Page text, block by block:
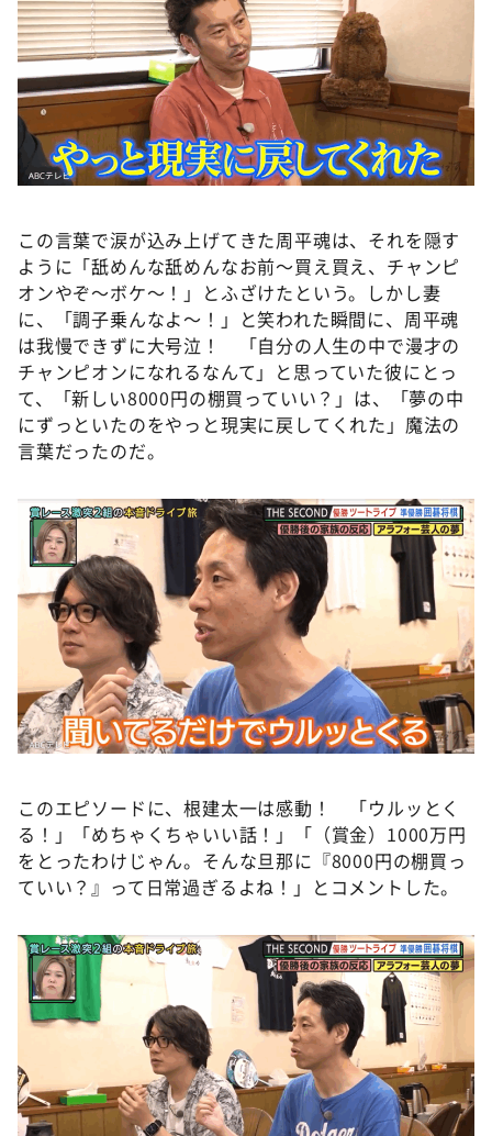
この言葉で涙が込み上げてきた周平魂は、それを隠す
ように「舐めんな舐めんなお前～買え買え、チャンピ
オンやぞ～ボケ～！」とふざけたという。しかし妻
に、「調子乗んなよ～！」と笑われた瞬間に、周平魂
は我慢できずに大号泣！ 「自分の人生の中で漫才の
チャンピオンになれるなんて」と思っていた彼にとっ
て、「新しい8000円の棚買っていい？」は、「夢の中
にずっといたのをやっと現実に戻してくれた」魔法の
言葉だったのだ。
このエピソードに、根建太一は感動！ 「ウルッとく
る！」「めちゃくちゃいい話！」「（賞金）1000万円
をとったわけじゃん。そんな旦那に『8000円の棚買っ
ていい？』って日常過ぎるよね！」とコメントした。